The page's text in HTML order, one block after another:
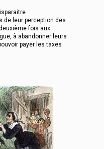
de leur perception des
fois aux
à abandonner leurs
payer les taxes